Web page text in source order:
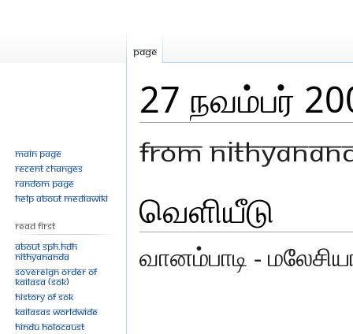
27 நவம்பர்
From
to
navigation
to
search
வெளியீடு
வானம்பாடி -
Page
Main page
Recent changes
Random page
Help about MediaWiki
Read First
About SPH.HDH
Nithyananda
Sovereign Order of
KAILASA (SOK)
History of SOK
KAILASAs Worldwide
Hindu Holocaust